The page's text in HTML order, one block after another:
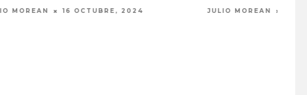
JULIO MOREAN 25 SEPTIEMBRE, 2024